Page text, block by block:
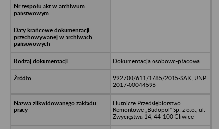
Dokumentacja osobowo-płacowa
992700/611/1785/2015-SAK; UNP:
2017-00044596
Hutnicze Przedsiębiorstwo
Remontowe „Budopol” Sp. z o.o., ul.
Zwycięstwa 14, 44-100 Gliwice